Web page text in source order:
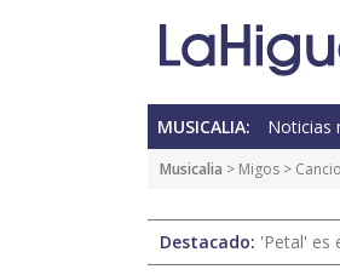
MUSICALIA: Noticias
Musicalia > Migos >
Destacado: 'Petal' es